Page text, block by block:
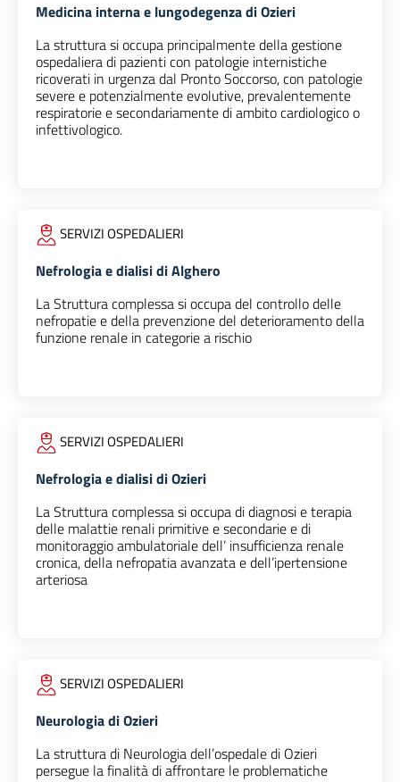
Medicina interna e lungodegenza di Ozieri
La struttura si occupa principalmente della gestione
ospedaliera di pazienti con patologie internistiche
ricoverati in urgenza dal Pronto Soccorso, con patologie
severe e potenzialmente evolutive, prevalentemente
respiratorie e secondariamente di ambito cardiologico o
infettivologico.
SERVIZI OSPEDALIERI
Nefrologia e dialisi di Alghero
La Struttura complessa si occupa del controllo delle
nefropatie e della prevenzione del deterioramento della
funzione renale in categorie a rischio
SERVIZI OSPEDALIERI
Nefrologia e dialisi di Ozieri
La Struttura complessa si occupa di diagnosi e terapia
delle malattie renali primitive e secondarie e di
monitoraggio ambulatoriale dell’ insufficienza renale
cronica, della nefropatia avanzata e dell’ipertensione
arteriosa
SERVIZI OSPEDALIERI
Neurologia di Ozieri
La struttura di Neurologia dell’ospedale di Ozieri
persegue la finalità di affrontare le problematiche